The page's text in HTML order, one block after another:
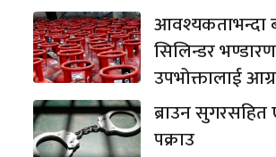
आवश्यकताभन्दा
सिलिन्डर
उपभोक्तालाई
ब्राउन
पक्राउ